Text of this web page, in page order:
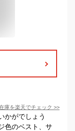
庫を楽天でチェック >>
かがでしょう
色のベスト、サ